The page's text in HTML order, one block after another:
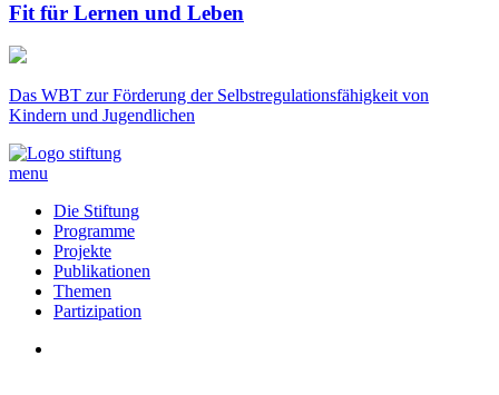
Fit für Lernen und Leben
Das WBT zur Förderung der Selbstregulationsfähigkeit von
Kindern und Jugendlichen
menu
Die Stiftung
Programme
Projekte
Publikationen
Themen
Partizipation